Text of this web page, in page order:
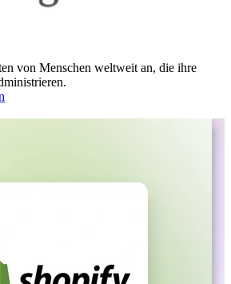
von Menschen weltweit an, die ihre